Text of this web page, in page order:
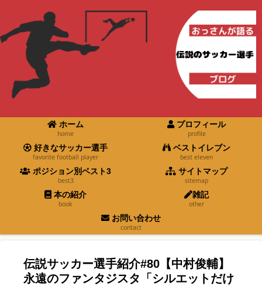
ホーム
home
プロフィール
profile
好きなサッカー選手
favorite football player
ベストイレブン
best eleven
ポジション別ベスト3
best3
サイトマップ
sitemap
本の紹介
book
雑記
other
お問い合わせ
contact
伝説サッカー選手紹介#80【中村俊輔】
永遠のファンタジスタ「シルエットだけ